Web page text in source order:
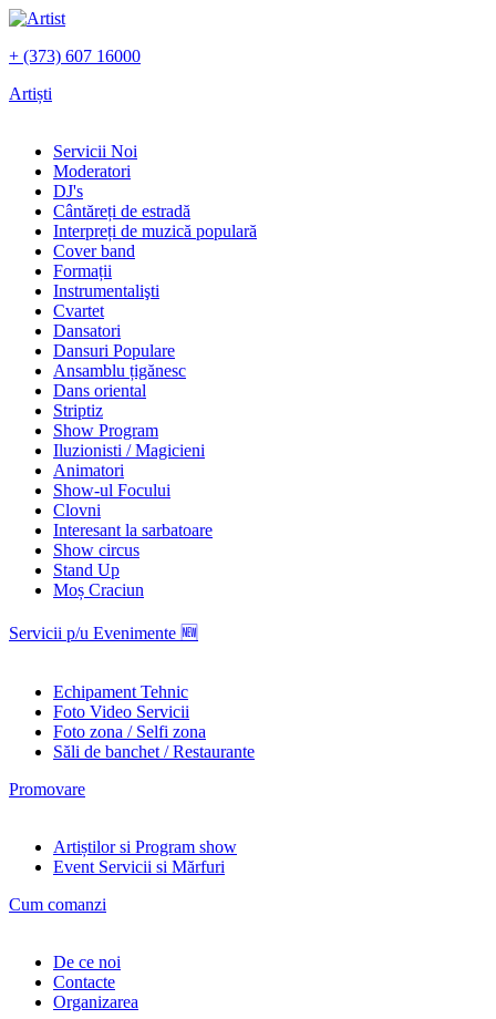
+ (373) 607 16000
Artiști
Servicii Noi
Moderatori
DJ's
Сântăreți de estradă
Interpreți de muzică populară
Сover band
Formații
Instrumentalişti
Cvartet
Dansatori
Dansuri Populare
Ansamblu țigănesc
Dans oriental
Striptiz
Show Program
Iluzionisti / Magicieni
Animatori
Show-ul Focului
Clovni
Interesant la sarbatoare
Show circus
Stand Up
Moș Craciun
Servicii p/u Evenimente 🆕
Echipament Tehnic
Foto Video Servicii
Foto zona / Selfi zona
Săli de banchet / Restaurante
Promovare
Artiștilor si Program show
Event Servicii si Mărfuri
Cum comanzi
De ce noi
Contacte
Organizarea